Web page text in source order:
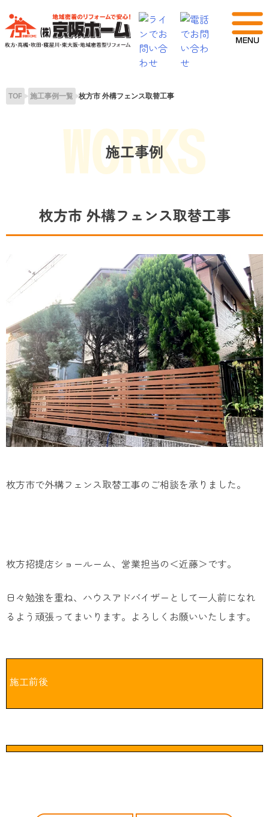
content
TOP 施工事例一覧 枚方市 外構フェンス取替工事
施工事例
枚方市 外構フェンス取替工事
枚方市で外構フェンス取替工事のご相談を承りました。
枚方招提店ショールーム、営業担当の＜近藤＞です。
日々勉強を重ね、ハウスアドバイザーとして一人前になれ
るよう頑張ってまいります。よろしくお願いいたします。
施工前後